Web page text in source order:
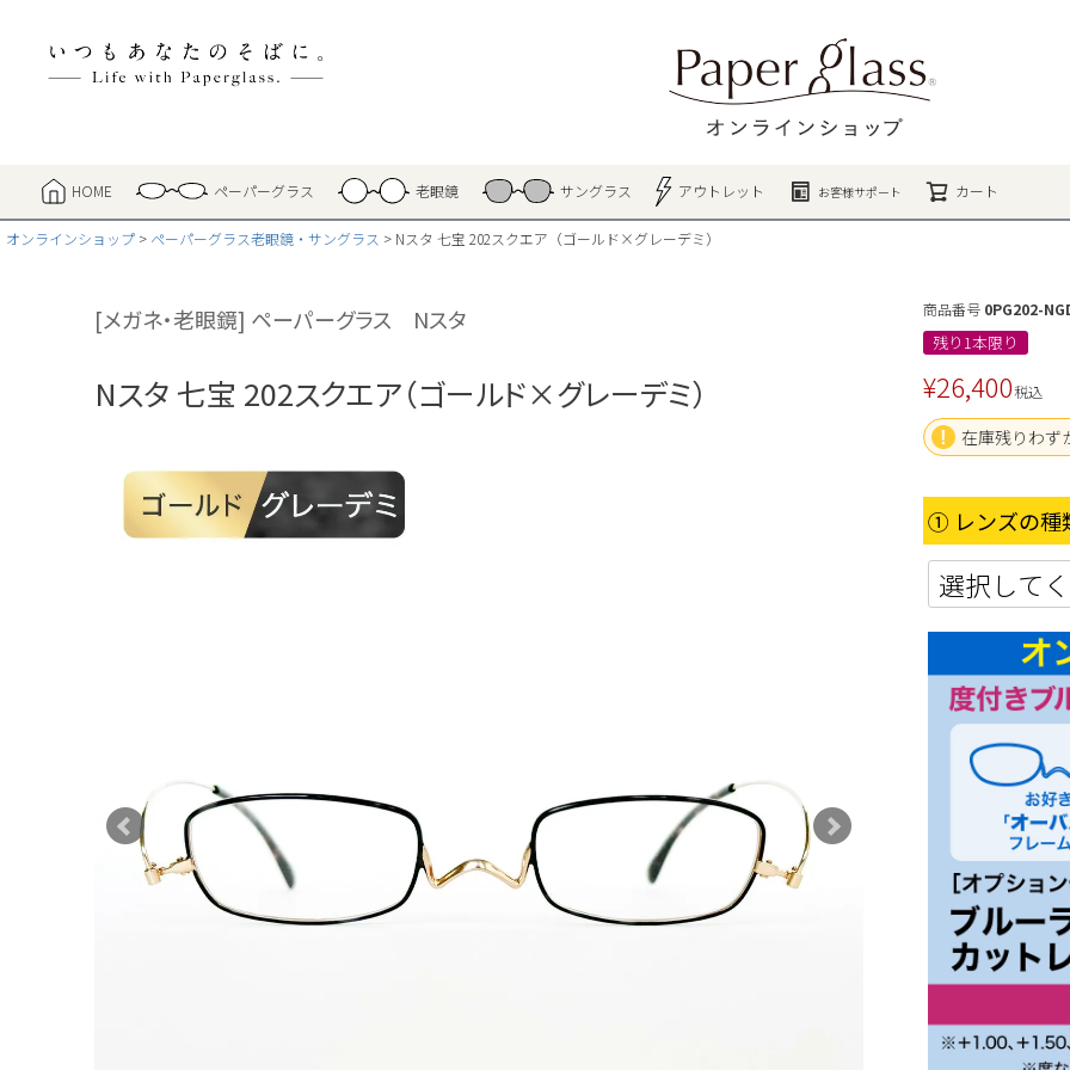
HOME ペーパーグラス 老眼鏡 サングラス アウトレット お客様サポート カート
検索
オンラインショップ ペーパーグラス老眼鏡・サングラス Nスタ 七宝 202スクエア（ゴールド×グレーデミ）
[メガネ・老眼鏡] ペーパーグラス Nスタ
Nスタ 七宝 202スクエア（ゴールド×グレーデミ）
商品番号 0PG202-
残り1本限り
¥26,400税込
在庫残りわず
① レンズの種